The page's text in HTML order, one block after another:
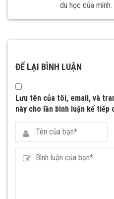
du học của mình.
ĐỂ LẠI BÌNH LUẬN
Lưu tên của tôi, email, và
này cho lần bình luận kế tiếp